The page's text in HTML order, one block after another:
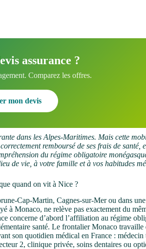
assurance ?
Comparez les offres.
mon devis
dans les Alpes-Maritimes. Mais cette
remboursé de ses frais de santé,
du régime obligatoire
de vie, à votre famille et à vos habitudes
quand on vit à Nice ?
Cap-Martin, Cagnes-sur-Mer ou dans
à Monaco, ne relève pas exactement du
concerne d’abord l’affiliation au régime
santé. Le frontalier Monaco travaille
son quotidien médical en France : médecin
2, clinique privée, soins dentaires ou